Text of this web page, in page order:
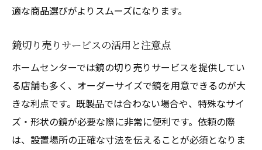
適な商品選びがよりスムーズになります。
鏡切り売りサービスの活用と注意点
ホームセンターでは鏡の切り売りサービスを提供してい
る店舗も多く、オーダーサイズで鏡を用意できるのが大
きな利点です。既製品では合わない場合や、特殊なサイ
ズ・形状の鏡が必要な際に非常に便利です。依頼の際
は、設置場所の正確な寸法を伝えることが必須となりま